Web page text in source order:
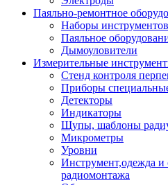
Паяльно-ремонтное
Наборы инструментов
Паяльное
Дымоуловители
Измерительные
Стенд контроля
Приборы
Детекторы
Индикаторы
Щупы, шаблоны
Микрометры
Уровни
Инструмент,одежда и
радиомонтажа